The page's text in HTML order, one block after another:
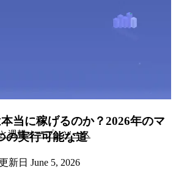
週報オープンソース
当に稼げるのか？2026年のマ
の実行可能な道
新日 June 5, 2026